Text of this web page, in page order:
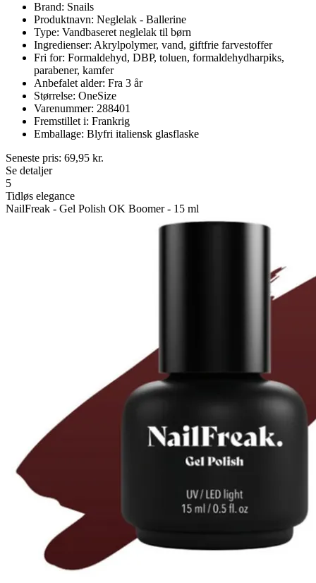
Brand: Snails
Produktnavn: Neglelak - Ballerine
Type: Vandbaseret neglelak til børn
Ingredienser: Akrylpolymer, vand, giftfrie farvestoffer
Fri for: Formaldehyd, DBP, toluen, formaldehydharpiks,
parabener, kamfer
Anbefalet alder: Fra 3 år
Størrelse: OneSize
Varenummer: 288401
Fremstillet i: Frankrig
Emballage: Blyfri italiensk glasflaske
Seneste pris: 69,95 kr.
Se detaljer
5
Tidløs elegance
NailFreak - Gel Polish OK Boomer - 15 ml